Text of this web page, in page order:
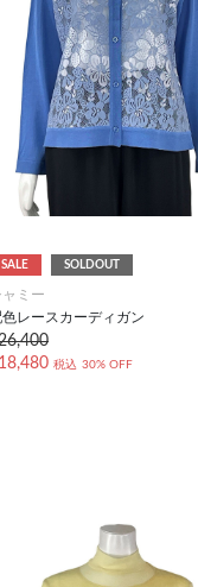
SALE SOLDOUT
ャミー
色レースカーディガン
税込 30% OFF